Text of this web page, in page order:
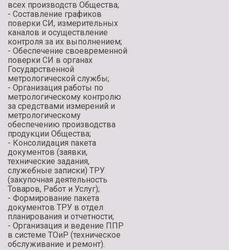
всех производств Общества;
- Составление графиков
поверки СИ, измерительных
каналов и осуществление
контроля за их выполнением;
- Обеспечение своевременной
поверки СИ в органах
Государственной
метрологической службы;
- Организация работы по
метрологическому контролю
за средствами измерений и
метрологическому
обеспечению производства
продукции Общества;
- Консолидация пакета
документов (заявки,
технические задания,
служебные записки) ТРУ
(закупочная деятельность
Товаров, Работ и Услуг);
- Формирование пакета
документов ТРУ в отдел
планирования и отчетности;
- Организация и ведение ППР
в системе ТОиР (техническое
обслуживание и ремонт).